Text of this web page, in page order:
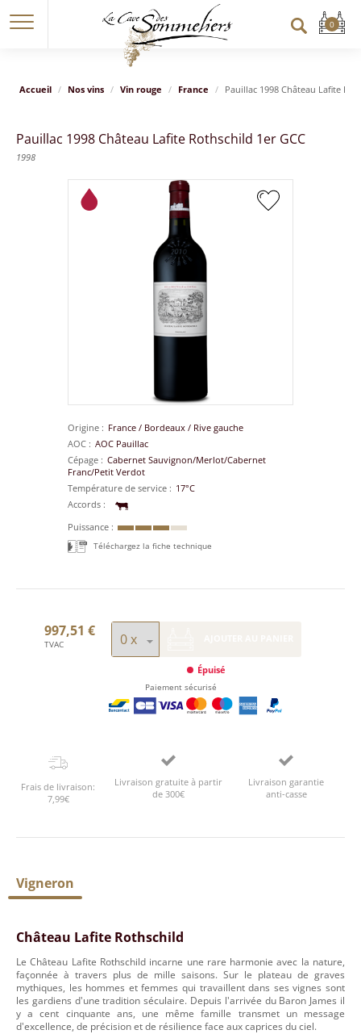
Accueil Nos vins Vin rouge France Pauillac 1998 Château Lafite
Pauillac 1998 Château Lafite Rothschild 1er GCC
1998
Origine France / Bordeaux / Rive gauche
AOC
AOC Pauillac
Cépage
Cabernet Sauvignon/Merlot/Cabernet
Franc/Petit Verdot
Température de service
17°C
Accords
Puissance
Téléchargez la fiche technique
997,51 €
TVAC
Épuisé
Paiement sécurisé
Frais de livraison:
7,99€
Livraison gratuite à partir
de 300€
Livraison garantie
anti-casse
Vigneron
Château Lafite Rothschild
Le Château Lafite Rothschild incarne une rare harmonie avec la nature,
façonnée à travers plus de mille saisons. Sur le plateau de graves
mythiques, les hommes et femmes qui travaillent dans ses vignes sont
les gardiens d'une tradition séculaire. Depuis l'arrivée du Baron James il
y a cent cinquante ans, une même famille transmet un message
d'excellence, de précision et de résilience face aux caprices du ciel.